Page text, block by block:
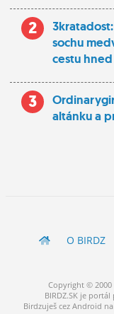
2
sochu
cestu hned
3
altánku a
O BIRDZ
Copyright © 2000
BIRDZ.SK je
Birdzuješ cez Android